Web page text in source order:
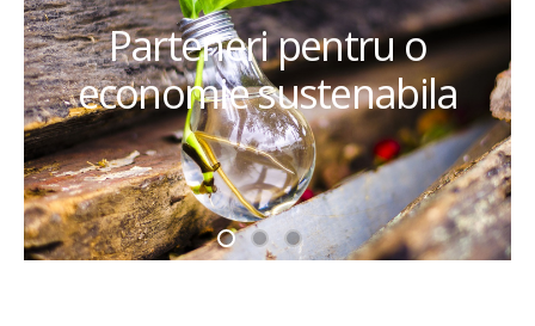
Parteneri pentru o
economie sustenabila